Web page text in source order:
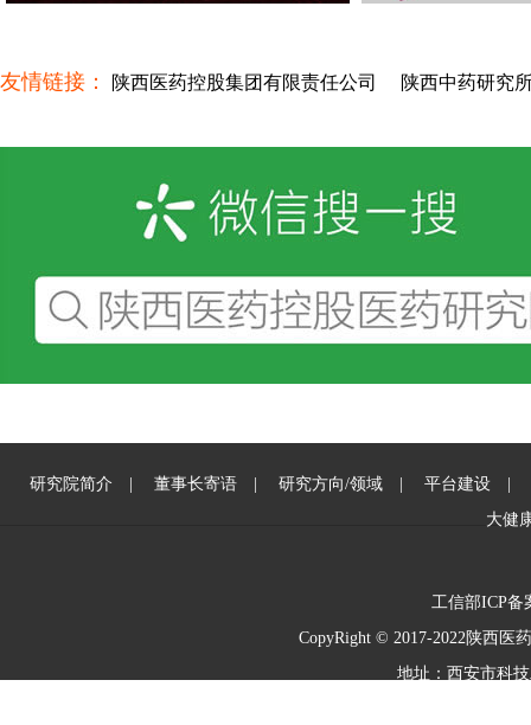
友情链接： 陕西医药控股集团有限责任公司 陕西中药研究
研究院简介 董事长寄语| 研究方向/领域| 平台建设|
大健
工信部ICP备
CopyRight © 2017-2022陕西
地址：西安市科